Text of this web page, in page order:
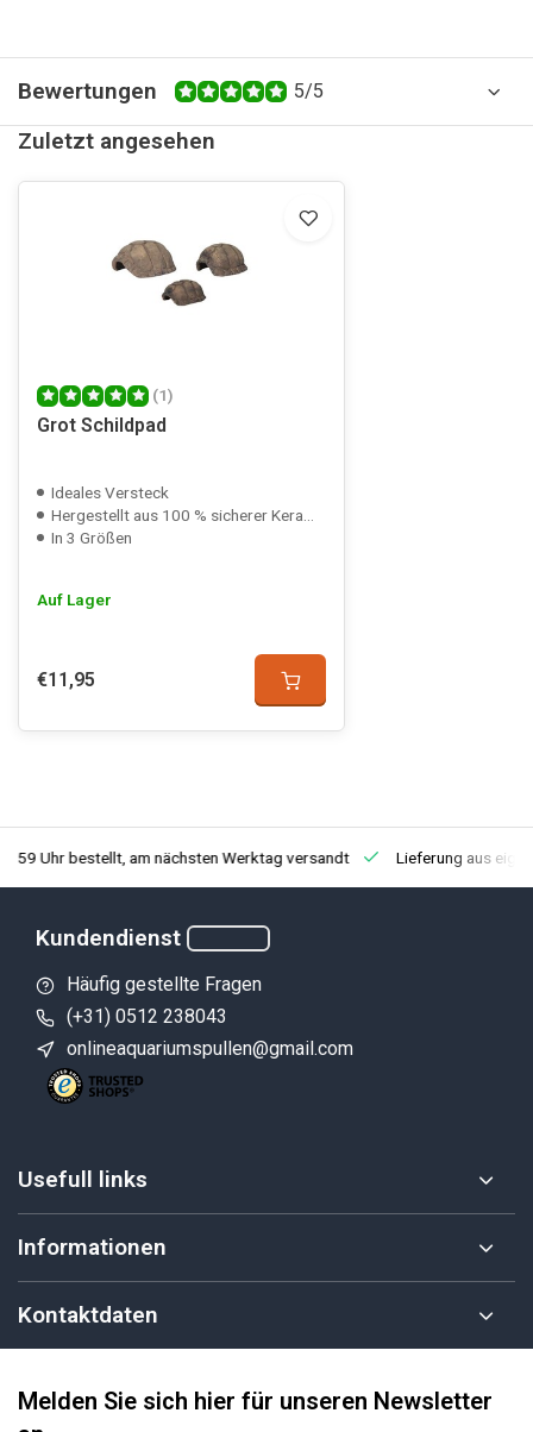
Bewertungen 5/5
Zuletzt angesehen
(1)
Grot Schildpad
Ideales Versteck
Hergestellt aus 100 % sicherer Keramik
In 3 Größen
Auf Lager
€11,95
Uhr bestellt, am nächsten Werktag versandt Lieferung aus
Kundendienst
Häufig gestellte Fragen
(+31) 0512 238043
onlineaquariumspullen@gmail.com
Usefull links
Informationen
Kontaktdaten
Melden Sie sich hier für unseren Newsletter